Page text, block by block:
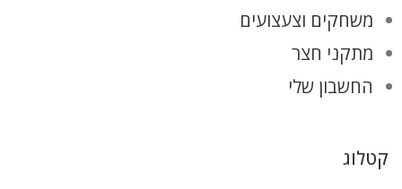
משחקים וצעצועים
מתקני חצר
החשבון שלי
קטלוג